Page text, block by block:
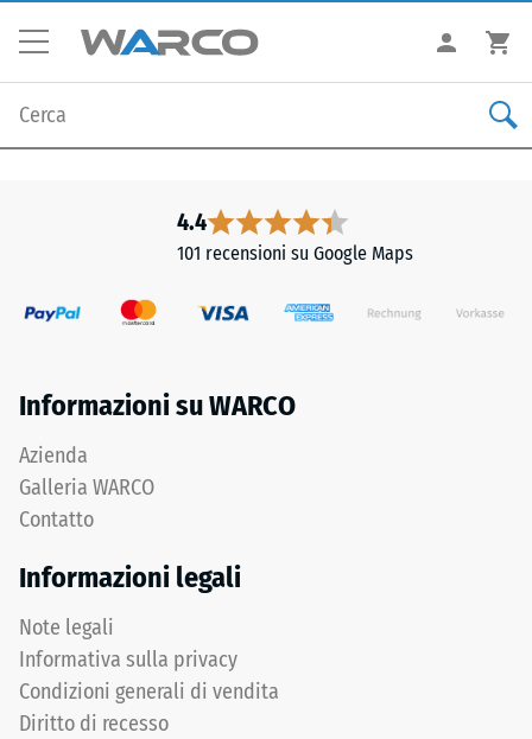
4.4
101 recensioni su Google Maps
Informazioni su WARCO
Azienda
Galleria WARCO
Contatto
Informazioni legali
Note legali
Informativa sulla privacy
Condizioni generali di vendita
Diritto di recesso